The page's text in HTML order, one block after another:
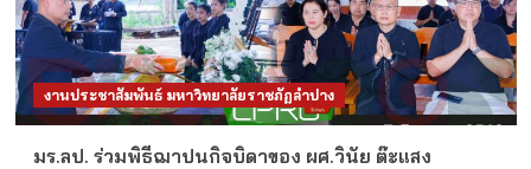
งานประชาสัมพันธ์ มหาวิทยาลัยราชภัฏลำปาง
มร.ลป. ร่วมพิธีฌาปนกิจบิดาของ ผศ.วินัย ต๊ะแสง